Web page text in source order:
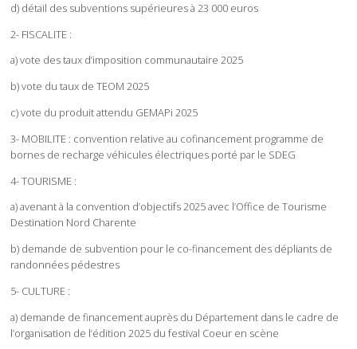
d) détail des subventions supérieures à 23 000 euros
2- FISCALITE :
a) vote des taux d’imposition communautaire 2025
b) vote du taux de TEOM 2025
c) vote du produit attendu GEMAPi 2025
3- MOBILITE : convention relative au cofinancement programme de
bornes de recharge véhicules électriques porté par le SDEG
4- TOURISME :
a) avenant à la convention d’objectifs 2025 avec l’Office de Tourisme
Destination Nord Charente
b) demande de subvention pour le co-financement des dépliants de
randonnées pédestres
5- CULTURE :
a) demande de financement auprès du Département dans le cadre de
l’organisation de l’édition 2025 du festival Coeur en scène